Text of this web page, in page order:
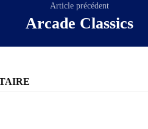
Article précédent
Arcade Classics